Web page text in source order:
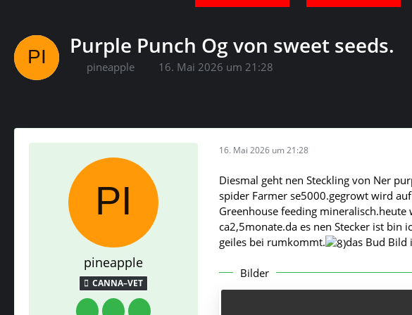
Purple Punch Og von sweet seeds.
pineapple 16. Mai 2026 um 21:28
pineapple
CANNA–VET
16. Mai 2026 um 21:28
Diesmal geht nen Steckling von Ner
spider Farmer se5000.gegrowt wird
Greenhouse feeding
ca2,5monate.da es nen Stecker ist bin
geiles bei rumkommt.
das Bud Bild
Bilder